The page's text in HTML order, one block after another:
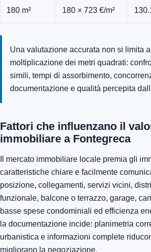
180 m² 180 × 723 €/m²
Una valutazione accurata non si limita
moltiplicazione dei metri quadrati:
simili, tempi di assorbimento,
documentazione e qualità percepita
Fattori che influenzano il
immobiliare a Fontegreca
Il mercato immobiliare locale premia gli
caratteristiche chiare e facilmente
posizione, collegamenti, servizi vicini,
funzionale, balcone o terrazzo, garage,
basse spese condominiali ed efficienza
la documentazione incide: planimetria
urbanistica e informazioni complete
migliorano la negoziazione.